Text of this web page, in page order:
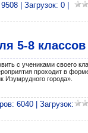
| Загрузок: 0 |
5-8 классов
с учениками своего
проходит в
Изумрудного города».
6040 | Загрузок: